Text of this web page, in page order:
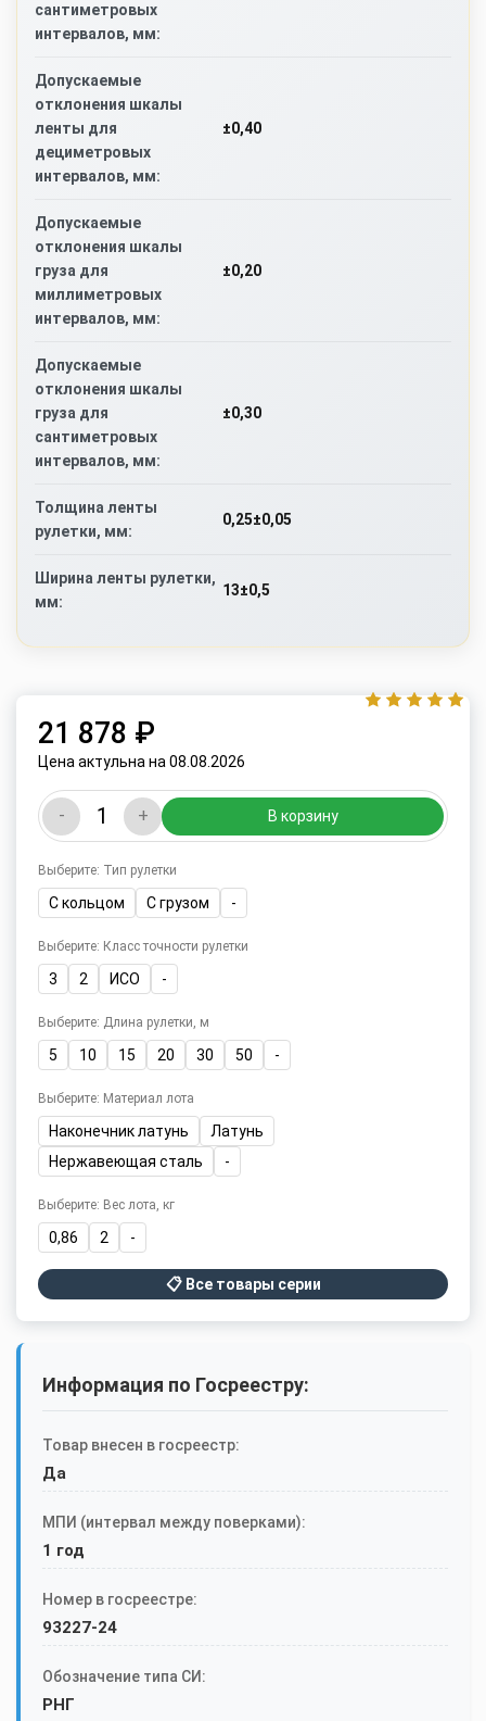
сантиметровых
интервалов, мм:
Допускаемые
отклонения шкалы
ленты для
дециметровых
интервалов, мм:
±0,40
Допускаемые
отклонения шкалы
груза для
миллиметровых
интервалов, мм:
±0,20
Допускаемые
отклонения шкалы
груза для
сантиметровых
интервалов, мм:
±0,30
Толщина ленты
рулетки, мм:
0,25±0,05
Ширина ленты рулетки,
мм:
13±0,5
21 878 ₽
Цена актульна на 08.08.2026
- + В корзину
Выберите: Тип рулетки
С кольцом С грузом -
Выберите: Класс точности рулетки
3 2 ИСО -
Выберите: Длина рулетки, м
5 10 15 20 30 50 -
Выберите: Материал лота
Наконечник латунь
Латунь
Нержавеющая сталь
-
Выберите: Вес лота, кг
0,86 2 -
📋 Все товары серии
Информация по Госреестру:
Товар внесен в госреестр:
Да
МПИ (интервал между поверками):
1 год
Номер в госреестре:
93227-24
Обозначение типа СИ:
РНГ